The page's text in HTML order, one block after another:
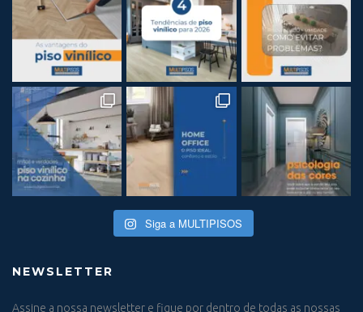
Siga a MULTIPISOS
NEWSLETTER
Assine a nossa newsletter e fique por dentro de todas as nossas